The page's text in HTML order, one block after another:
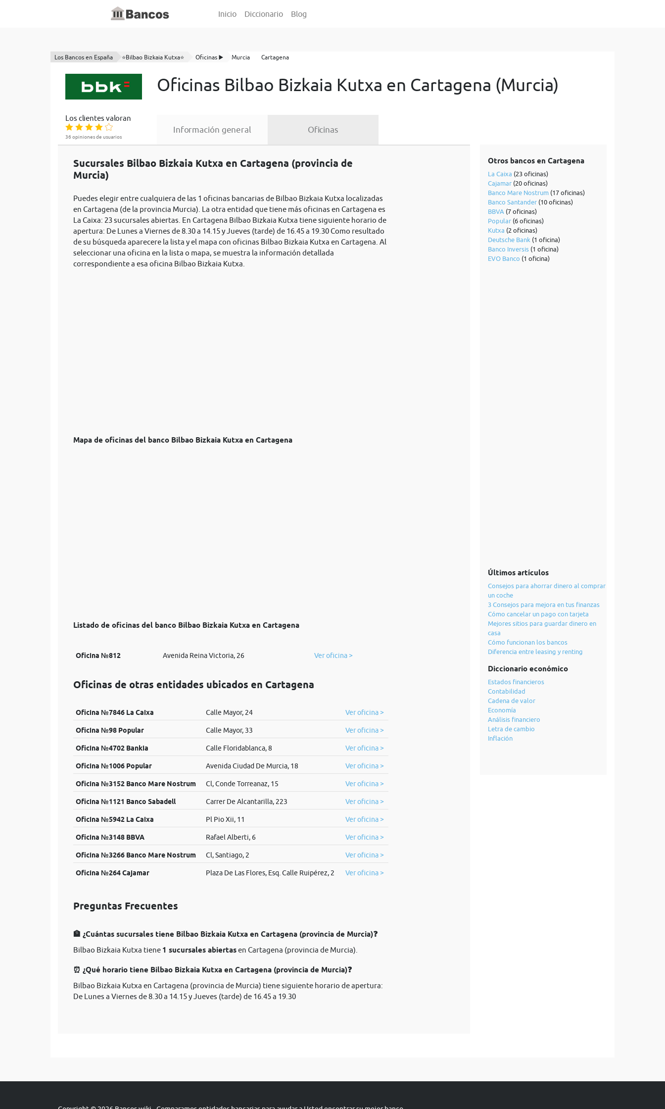
Inicio Diccionario Blog
Los Bancos en España ⭐Bilbao Bizkaia Kutxa⭐ Oficinas ▶️ Murcia Cartagena
Oficinas Bilbao Bizkaia Kutxa en Cartagena (Murcia)
Los clientes valoran
36 opiniones de usuarios
Información general Oficinas
Sucursales Bilbao Bizkaia Kutxa en Cartagena (provincia de
Murcia)
Puedes elegir entre cualquiera de las 1 oficinas bancarias de Bilbao Bizkaia Kutxa localizadas
en Cartagena (de la provincia Murcia). La otra entidad que tiene más oficinas en Cartagena es
La Caixa: 23 sucursales abiertas. En Cartagena Bilbao Bizkaia Kutxa tiene siguiente horario de
apertura: De Lunes a Viernes de 8.30 a 14.15 y Jueves (tarde) de 16.45 a 19.30 Como resultado
de su búsqueda aparecere la lista y el mapa con oficinas Bilbao Bizkaia Kutxa en Cartagena. Al
seleccionar una oficina en la lista o mapa, se muestra la información detallada
correspondiente a esa oficina Bilbao Bizkaia Kutxa.
Mapa de oficinas del banco Bilbao Bizkaia Kutxa en Cartagena
Listado de oficinas del banco Bilbao Bizkaia Kutxa en Cartagena
Oficina №812 Avenida Reina Victoria, 26 Ver oficina >
Oficinas de otras entidades ubicados en Cartagena
Oficina №7846 La Caixa Calle Mayor, 24 Ver oficina >
Oficina №98 Popular Calle Mayor, 33 Ver oficina >
Oficina №4702 Bankia Calle Floridablanca, 8 Ver oficina >
Oficina №1006 Popular Avenida Ciudad De Murcia, 18 Ver oficina >
Oficina №3152 Banco Mare Nostrum Cl, Conde Torreanaz, 15 Ver oficina >
Oficina №1121 Banco Sabadell Carrer De Alcantarilla, 223 Ver oficina >
Oficina №5942 La Caixa Pl Pio Xii, 11 Ver oficina >
Oficina №3148 BBVA Rafael Alberti, 6 Ver oficina >
Oficina №3266 Banco Mare Nostrum Cl, Santiago, 2 Ver oficina >
Oficina №264 Cajamar Plaza De Las Flores, Esq. Calle Ruipérez, 2 Ver oficina >
Preguntas Frecuentes
🏦 ¿Cuántas sucursales tiene Bilbao Bizkaia Kutxa en Cartagena (provincia de Murcia)❓
Bilbao Bizkaia Kutxa tiene 1 sucursales abiertasen Cartagena (provincia de Murcia).
⏰ ¿Qué horario tiene Bilbao Bizkaia Kutxa en Cartagena (provincia de Murcia)❓
Bilbao Bizkaia Kutxa en Cartagena (provincia de Murcia) tiene siguiente horario de apertura:
De Lunes a Viernes de 8.30 a 14.15 y Jueves (tarde) de 16.45 a 19.30
Otros bancos en Cartagena
La Caixa (23 oficinas)
Cajamar(20 oficinas)
Banco Mare Nostrum(17 oficinas)
Banco Santander(10 oficinas)
BBVA (7 oficinas)
Popular(6 oficinas)
Kutxa (2 oficinas)
Deutsche Bank (1 oficina)
Banco Inversis(1 oficina)
EVO Banco (1 oficina)
Últimos artículos
Consejos para ahorrar dinero al comprar
un coche
3 Consejos para mejora en tus finanzas
Cómo cancelar un pago con tarjeta
Mejores sitios para guardar dinero en
casa
Cómo funcionan los bancos
Diferencia entre leasing y renting
Diccionario económico
Estados financieros
Contabilidad
Cadena de valor
Economía
Análisis financiero
Letra de cambio
Inflación